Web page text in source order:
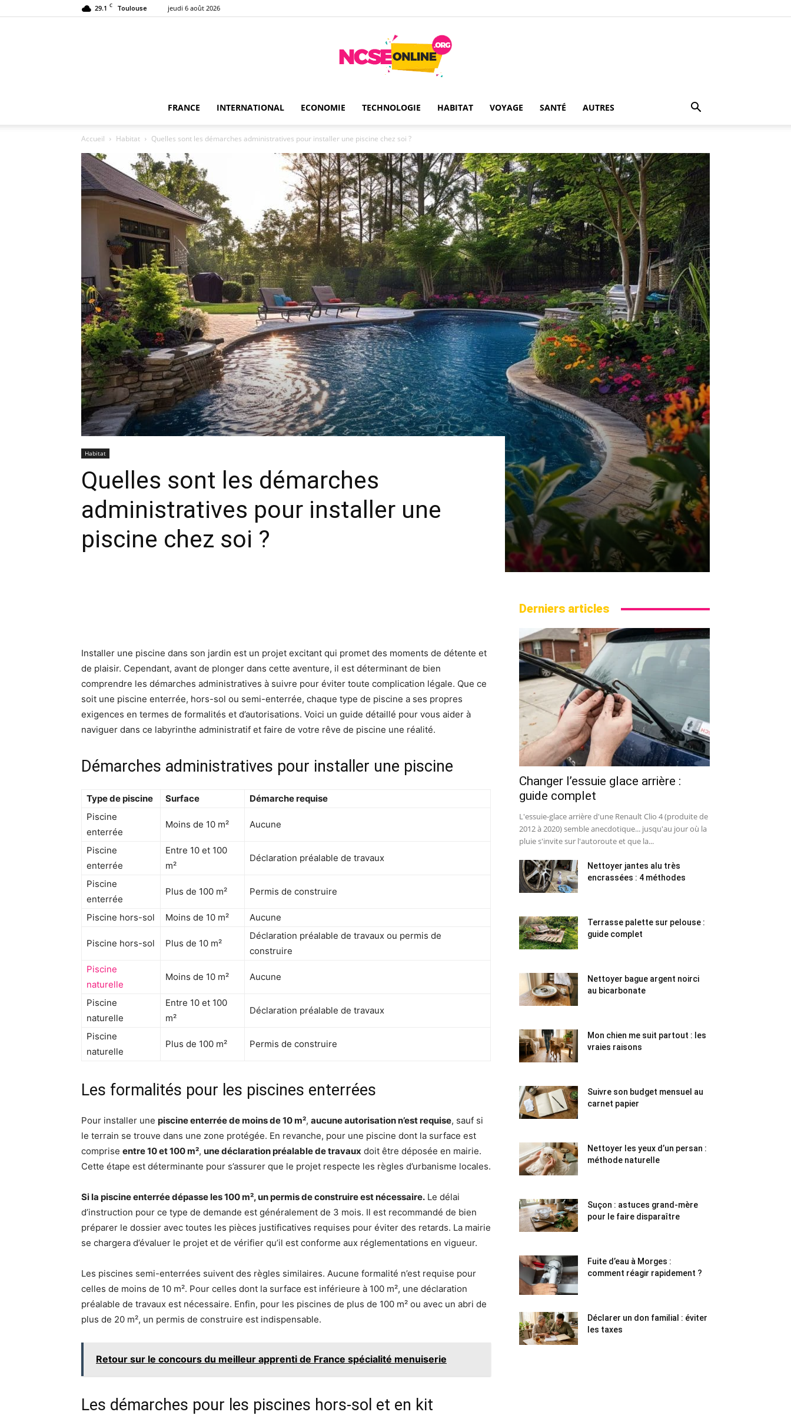
29.1 C Toulouse jeudi 6 août 2026
FRANCE INTERNATIONAL ECONOMIE TECHNOLOGIE HABITAT VOYAGE SANTÉ AUTRES
Accueil Habitat Quelles sont les démarches administratives pour installer une piscine chez soi ?
Habitat
Quelles sont les démarches
administratives pour installer une
piscine chez soi ?
Installer une piscine dans son jardin est un projet excitant qui promet des moments de détente et
de plaisir. Cependant, avant de plonger dans cette aventure, il est déterminant de bien
comprendre les démarches administratives à suivre pour éviter toute complication légale. Que ce
soit une piscine enterrée, hors-sol ou semi-enterrée, chaque type de piscine a ses propres
exigences en termes de formalités et d’autorisations. Voici un guide détaillé pour vous aider à
naviguer dans ce labyrinthe administratif et faire de votre rêve de piscine une réalité.
Démarches administratives pour installer une piscine
Type de piscine Surface
Démarche requise
Piscine
enterrée
Moins de 10 m² Aucune
Piscine
enterrée
Entre 10 et 100
m²
Déclaration préalable de travaux
Piscine
enterrée
Plus de 100 m² Permis de construire
Piscine hors-sol Moins de 10 m² Aucune
Piscine hors-sol Plus de 10 m²
Déclaration préalable de travaux ou permis de
construire
Piscine
naturelle
Moins de 10 m² Aucune
Piscine
naturelle
Entre 10 et 100
m²
Déclaration préalable de travaux
Piscine
naturelle
Plus de 100 m² Permis de construire
Les formalités pour les piscines enterrées
Pour installer une piscine enterrée de moins de 10 m², aucune autorisation n’est requise, sauf si
le terrain se trouve dans une zone protégée. En revanche, pour une piscine dont la surface est
comprise entre 10 et 100 m², une déclaration préalable de travaux doit être déposée en mairie.
Cette étape est déterminante pour s’assurer que le projet respecte les règles d’urbanisme locales.
Si la piscine enterrée dépasse les 100 m², un permis de construire est nécessaire. Le délai
d’instruction pour ce type de demande est généralement de 3 mois. Il est recommandé de bien
préparer le dossier avec toutes les pièces justificatives requises pour éviter des retards. La mairie
se chargera d’évaluer le projet et de vérifier qu’il est conforme aux réglementations en vigueur.
Les piscines semi-enterrées suivent des règles similaires. Aucune formalité n’est requise pour
celles de moins de 10 m². Pour celles dont la surface est inférieure à 100 m², une déclaration
préalable de travaux est nécessaire. Enfin, pour les piscines de plus de 100 m² ou avec un abri de
plus de 20 m², un permis de construire est indispensable.
Retour sur le concours du meilleur apprenti de France spécialité menuiserie
Les démarches pour les piscines hors-sol et en kit
Derniers articles
Changer l’essuie glace arrière :
guide complet
L'essuie-glace arrière d'une Renault Clio 4 (produite de
2012 à 2020) semble anecdotique... jusqu'au jour où la
pluie s'invite sur l'autoroute et que la...
Nettoyer jantes alu très
encrassées : 4 méthodes
Terrasse palette sur pelouse :
guide complet
Nettoyer bague argent noirci
au bicarbonate
Mon chien me suit partout : les
vraies raisons
Suivre son budget mensuel au
carnet papier
Nettoyer les yeux d’un persan :
méthode naturelle
Suçon : astuces grand-mère
pour le faire disparaître
Fuite d’eau à Morges :
comment réagir rapidement ?
Déclarer un don familial : éviter
les taxes